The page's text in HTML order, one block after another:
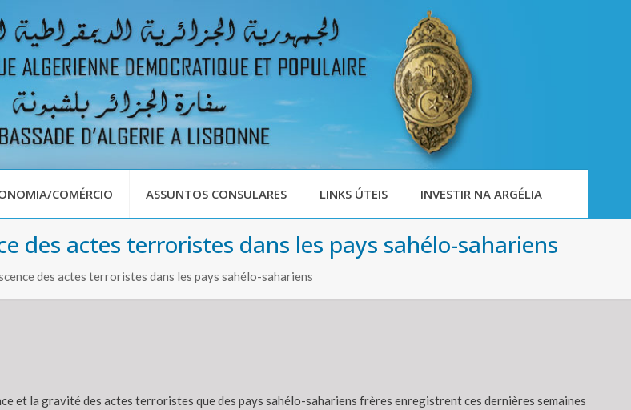
COMÉRCIO ASSUNTOS CONSULARES LINKS ÚTEIS INVESTIR NA ARGÉLIA
des actes terroristes dans les pays sahélo-sahariens
des actes terroristes dans les pays sahélo-sahariens
et la gravité des actes terroristes que des pays sahélo-sahariens frères enregistrent ces dernières semaines